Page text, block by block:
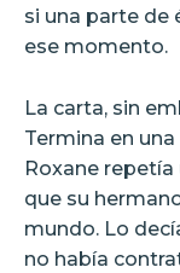
si una parte de
ese momento.
La carta, sin
Termina en
Roxane repetía
que su
mundo. Lo
no había